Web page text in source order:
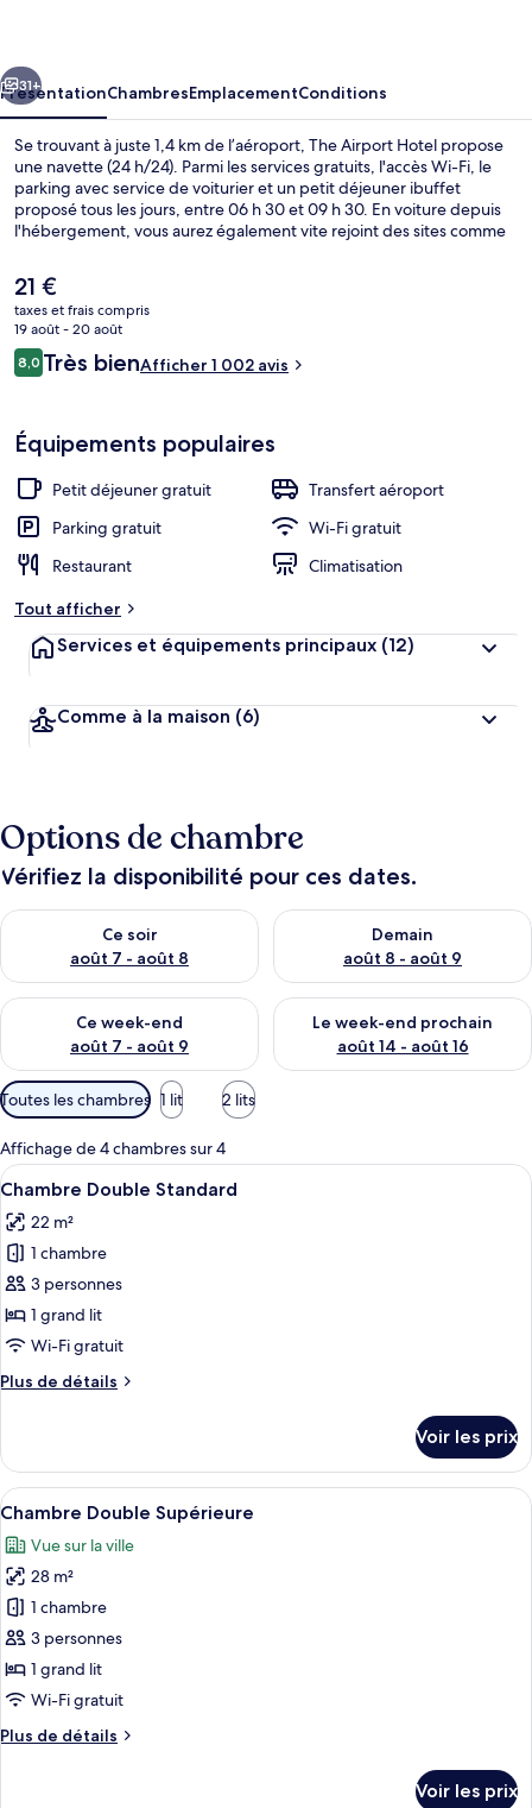
Suivant
31+
PrésentationChambresEmplacementConditions
Se trouvant à juste 1,4 km de l’aéroport, The Airport Hotel propose
une navette (24 h/24). Parmi les services gratuits, l'accès Wi-Fi, le
parking avec service de voiturier et un petit déjeuner ibuffet
proposé tous les jours, entre 06 h 30 et 09 h 30. En voiture depuis
l'hébergement, vous aurez également vite rejoint des sites comme
sont séduits par le personnel attentionné et la proximité avec
l'aéroport.
Le
prix
actuel
est
de
21 €
taxes et frais compris
19 août - 20 août
Avis
voyageurs
8,08,0 sur 10
Très bienAfficher 1 002 avis
Équipements populaires
Petit déjeuner gratuit
Transfert aéroport
Parking gratuit
Wi-Fi gratuit
Restaurant
Climatisation
Tout afficher
Services et équipements principaux (12)
Comme à la maison (6)
Options de chambre
Vérifiez la disponibilité pour ces dates.
Ce soir
août 7 - août 8
Vérifier la disponibilité pour ce soir août 7 - août 8
Demain
août 8 - août 9
Vérifier la disponibilité pour
Ce week-end
août 7 - août 9
Vérifier la disponibilité pour ce week-end août 7 - août 9
Le week-end prochain
août 14 - août 16
Vérifier la disponibilité pour
Filtres
disponibles
pour
les
chambres
Toutes les chambres 1 lit 2 lits
Affichage de 4 chambres sur 4
Afficher
toutes
les
photos
pour
ce
type
chambre :
Standard
Chambre Double Standard |
8
Chambre Double Standard
22 m²
1 chambre
3 personnes
1 grand lit
Wi-Fi gratuit
Plus de détails
Plus
le
type
de
Chambre
Double
Standard
Voir les prix
Afficher
toutes
les
photos
pour
ce
type
de
chambre :
Chambre
Une chambre d’hôtel bien rangée,
5
Chambre Double Supérieure
Vue sur la ville
28 m²
1 chambre
3 personnes
1 grand lit
Wi-Fi gratuit
Plus de détails
Plus
Voir les prix